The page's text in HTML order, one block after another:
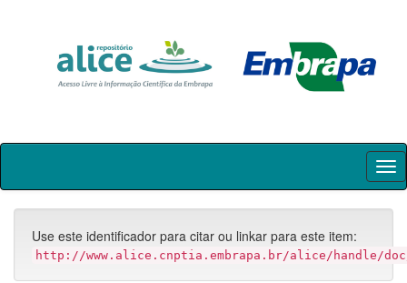
Skip
Use este identificador para citar ou linkar para este item:
http://www.alice.cnptia.embrapa.br/alice/handle/doc/